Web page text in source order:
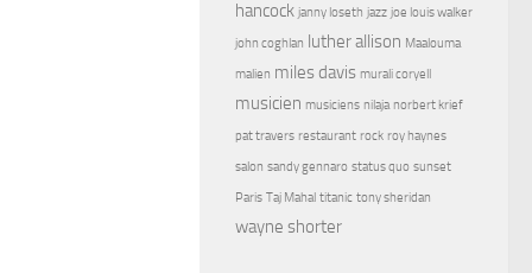
hancock janny loseth jazz joe louis walker
john coghlan luther allison Maalouma
malien miles davis murali coryell
musicien musiciens nilaja norbert krief
pat travers restaurant rock roy haynes
salon sandy gennaro status quo sunset
Paris Taj Mahal titanic tony sheridan
wayne shorter